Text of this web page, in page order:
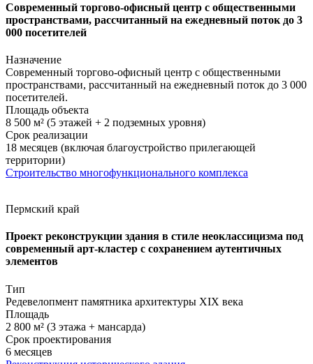
Современный торгово-офисный центр с общественными
пространствами, рассчитанный на ежедневный поток до 3
000 посетителей
Назначение
Современный торгово-офисный центр с общественными
пространствами, рассчитанный на ежедневный поток до 3 000
посетителей.
Площадь объекта
8 500 м² (5 этажей + 2 подземных уровня)
Срок реализации
18 месяцев (включая благоустройство прилегающей
территории)
Строительство многофункционального комплекса
Пермский край
Проект реконструкции здания в стиле неоклассицизма под
современный арт-кластер с сохранением аутентичных
элементов
Тип
Редевелопмент памятника архитектуры XIX века
Площадь
2 800 м² (3 этажа + мансарда)
Срок проектирования
6 месяцев